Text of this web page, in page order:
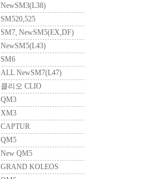
NewSM3(L38)
SM520,525
SM7, NewSM5(EX,DF)
NewSM5(L43)
SM6
ALL NewSM7(L47)
클리오 CLIO
QM3
XM3
CAPTUR
QM5
New QM5
GRAND KOLEOS